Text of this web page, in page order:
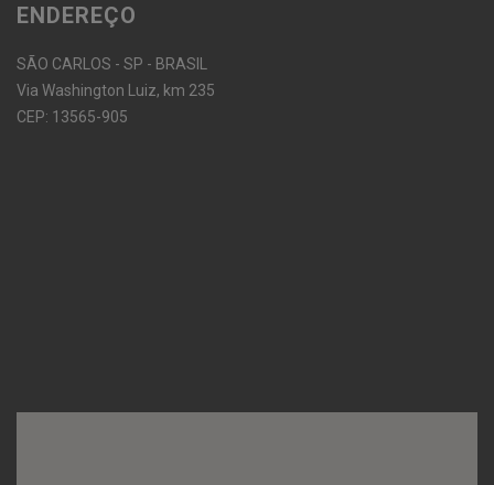
ENDEREÇO
SÃO CARLOS - SP - BRASIL
Via Washington Luiz, km 235
CEP: 13565-905